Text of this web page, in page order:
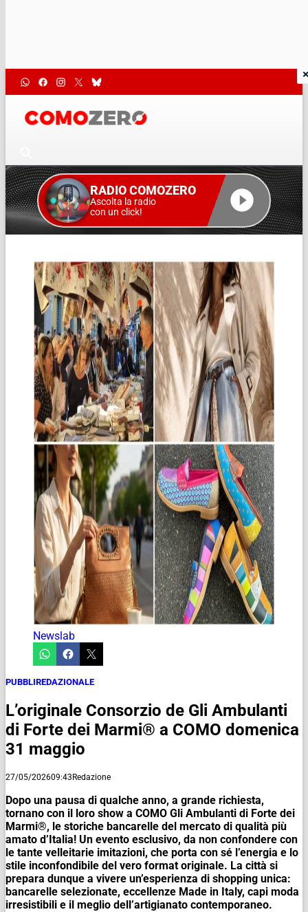
RADIO COMOZERO
Ascolta la radio
con un click!
Newslab
PUBBLIREDAZIONALE
L’originale Consorzio de Gli Ambulanti
di Forte dei Marmi® a COMO domenica
31 maggio
27/05/202609:43Redazione
Dopo una pausa di qualche anno, a grande richiesta,
tornano con il loro show a COMO Gli Ambulanti di Forte dei
Marmi®, le storiche bancarelle del mercato di qualità più
amato d’Italia! Un evento esclusivo, da non confondere con
le tante velleitarie imitazioni, che porta con sé l’energia e lo
stile inconfondibile del vero format originale. La città si
prepara dunque a vivere un’esperienza di shopping unica:
bancarelle selezionate, eccellenze Made in Italy, capi moda
irresistibili e il meglio dell’artigianato contemporaneo.